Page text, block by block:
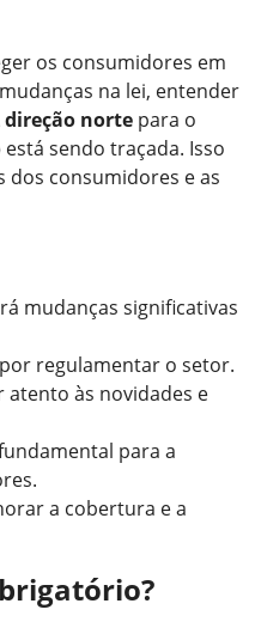
os consumidores em
na lei, entender
direção norte para o
está sendo traçada. Isso
dos consumidores e as
mudanças significativas
regulamentar o setor.
atento às novidades e
para a
a cobertura e a